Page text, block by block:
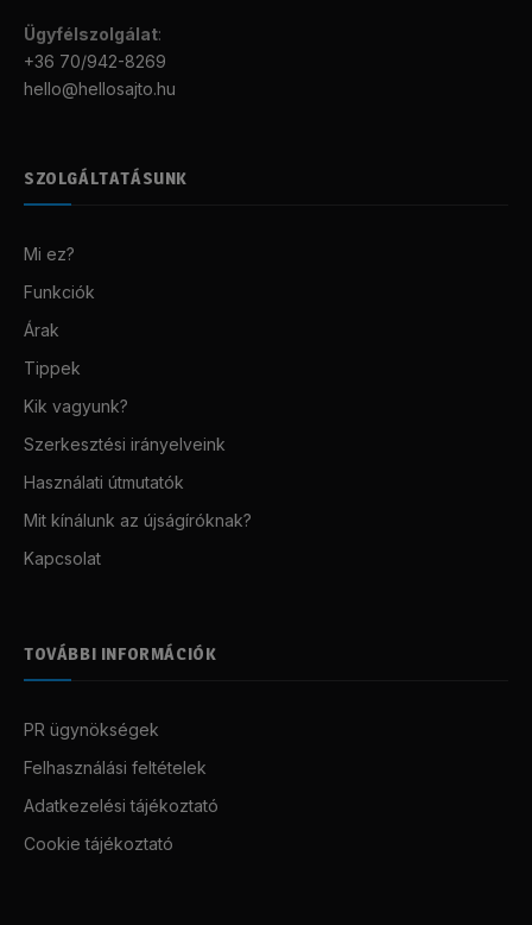
Ügyfélszolgálat:
+36 70/942-8269
hello@hellosajto.hu
SZOLGÁLTATÁSUNK
Mi ez?
Funkciók
Árak
Tippek
Kik vagyunk?
Szerkesztési irányelveink
Használati útmutatók
Mit kínálunk az újságíróknak?
Kapcsolat
TOVÁBBI INFORMÁCIÓK
PR ügynökségek
Felhasználási feltételek
Adatkezelési tájékoztató
Cookie tájékoztató